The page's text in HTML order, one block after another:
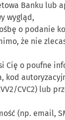
Banku lub
wygląd,
o podanie
że nie
Cię o poufne
kod
CVC2) lub
(np. email,